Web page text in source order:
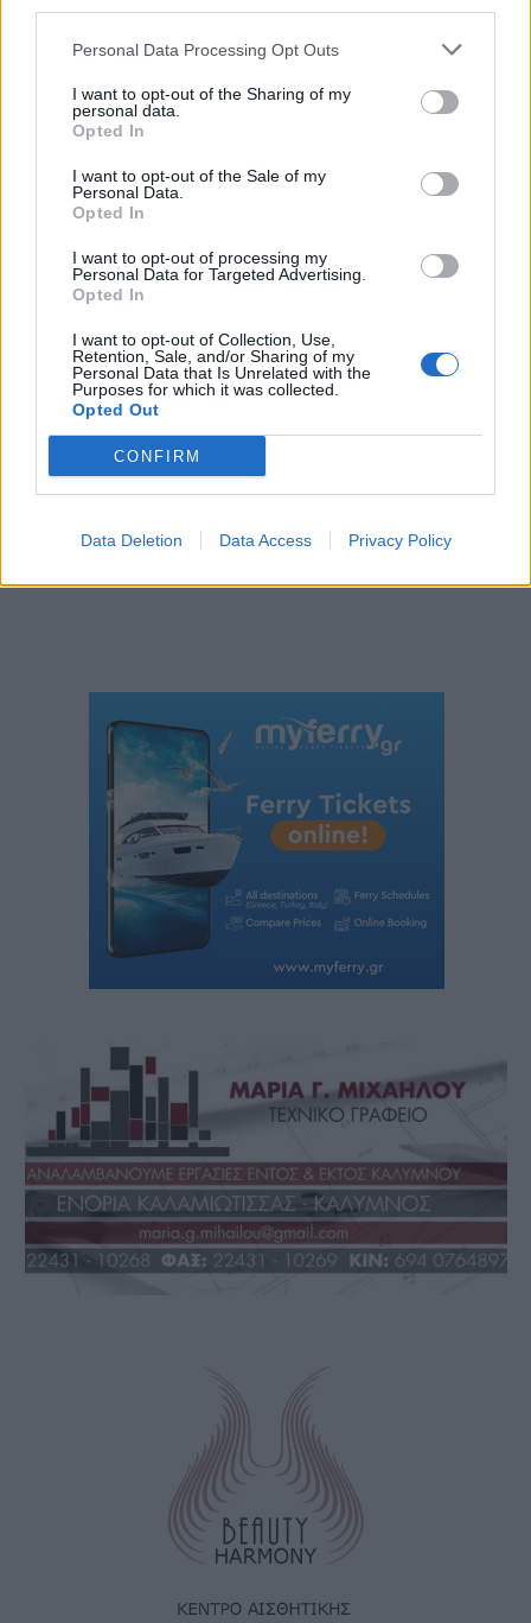
Personal Data Processing Opt Outs
I want to opt-out of the Sharing of my
personal data.
Opted In
I want to opt-out of the Sale of my
Personal Data.
Opted In
I want to opt-out of processing my
Personal Data for Targeted Advertising.
Opted In
I want to opt-out of Collection, Use,
Retention, Sale, and/or Sharing of my
Personal Data that Is Unrelated with the
Purposes for which it was collected.
Opted Out
CONFIRM
Data Deletion Data Access Privacy Policy
Σε συνθήκες… καύσωνα οι σχέσεις ΤΕΕ Καλύμνου και
Δημοτικού Λιμενικού Ταμείου – Νέα σκληρή απάντηση
με συγκεκριμένα στοιχεία
Το ατύχημα του Ρόμπερτ Πλαντ, των Led Zeppelin
(video)